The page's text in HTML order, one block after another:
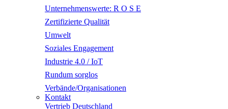
Unternehmenswerte: R O S E
Zertifizierte Qualität
Umwelt
Soziales Engagement
Industrie 4.0 / IoT
Rundum sorglos
Verbände/Organisationen
Kontakt
Vertrieb Deutschland